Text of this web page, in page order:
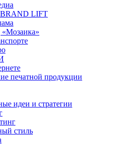
BRAND LIFT
печатной продукции
идеи и стратегии
стиль